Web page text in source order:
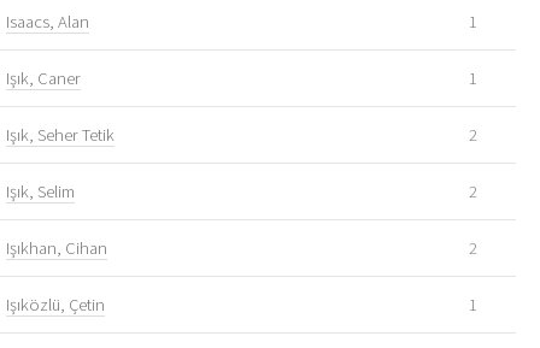
Isaacs, Alan 1
Işık, Caner 1
Işık, Seher Tetik 2
Işık, Selim 2
Işıkhan, Cihan 2
Işıközlü, Çetin 1